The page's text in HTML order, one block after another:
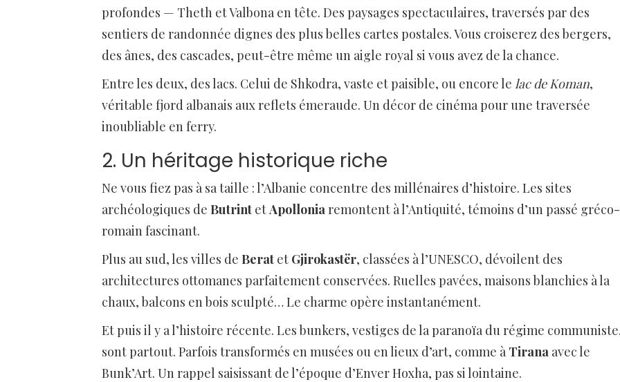
profondes — Theth et Valbona en tête. Des paysages spectaculaires, traversés par des
sentiers de randonnée dignes des plus belles cartes postales. Vous croiserez des bergers,
des ânes, des cascades, peut-être même un aigle royal si vous avez de la chance.
Entre les deux, des lacs. Celui de Shkodra, vaste et paisible, ou encore le lac de Koman,
véritable fjord albanais aux reflets émeraude. Un décor de cinéma pour une traversée
inoubliable en ferry.
2. Un héritage historique riche
Ne vous fiez pas à sa taille : l’Albanie concentre des millénaires d’histoire. Les sites
archéologiques de Butrint etApollonia remontent à l’Antiquité, témoins d’un passé gréco-
romain fascinant.
Plus au sud, les villes de Berat et Gjirokastër, classées à l’UNESCO, dévoilent des
architectures ottomanes parfaitement conservées. Ruelles pavées, maisons blanchies à la
chaux, balcons en bois sculpté… Le charme opère instantanément.
Et puis il y a l’histoire récente. Les bunkers, vestiges de la paranoïa du régime
sont partout. Parfois transformés en musées ou en lieux d’art, comme à Tirana avec le
Bunk’Art. Un rappel saisissant de l’époque d’Enver Hoxha, pas si lointaine.